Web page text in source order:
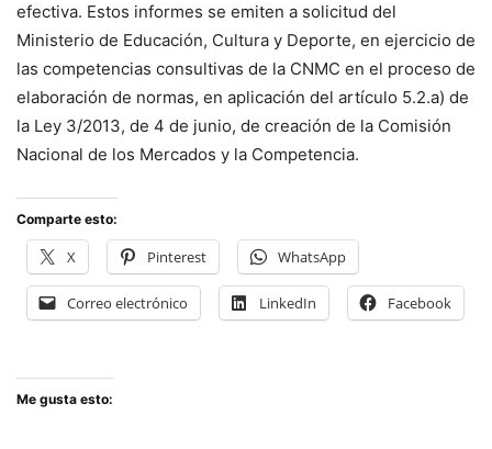
efectiva. Estos informes se emiten a solicitud del
Ministerio de Educación, Cultura y Deporte, en ejercicio de
las competencias consultivas de la CNMC en el proceso de
elaboración de normas, en aplicación del artículo 5.2.a) de
la Ley 3/2013, de 4 de junio, de creación de la Comisión
Nacional de los Mercados y la Competencia.
Comparte esto:
X Pinterest WhatsApp
Correo electrónico LinkedIn Facebook
Me gusta esto: